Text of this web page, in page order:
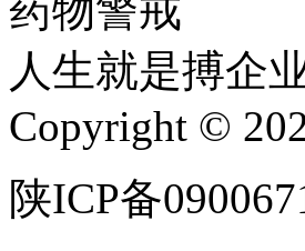
药物警戒
人生就是搏企
Copyright ©
陕ICP备